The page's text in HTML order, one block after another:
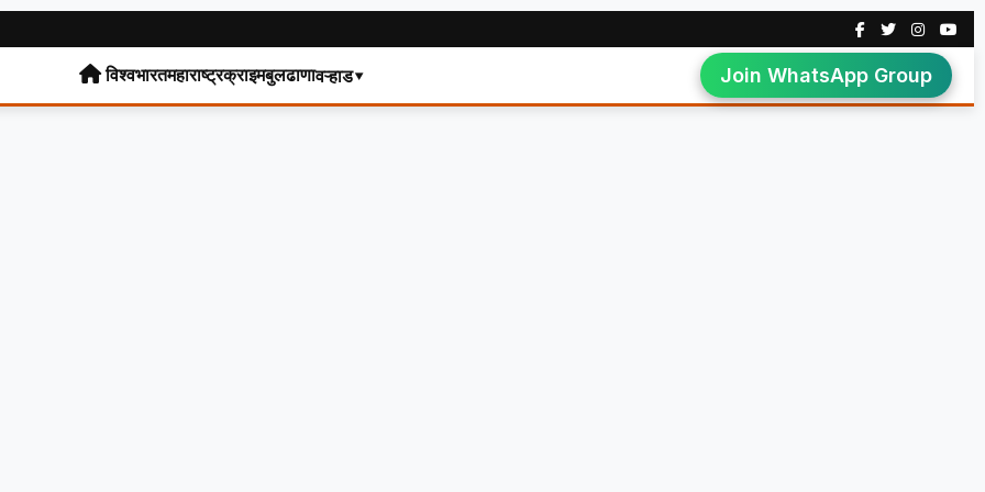
विश्वभारतमहाराष्ट्रक्राइमबुलढाणावऱ्हाड▾ Join WhatsApp Group